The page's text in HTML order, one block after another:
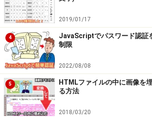
2019/01/17
4
JavaScriptでパスワード認証
制限
2022/08/08
5
HTMLファイルの中に画像を
る方法
2018/03/20